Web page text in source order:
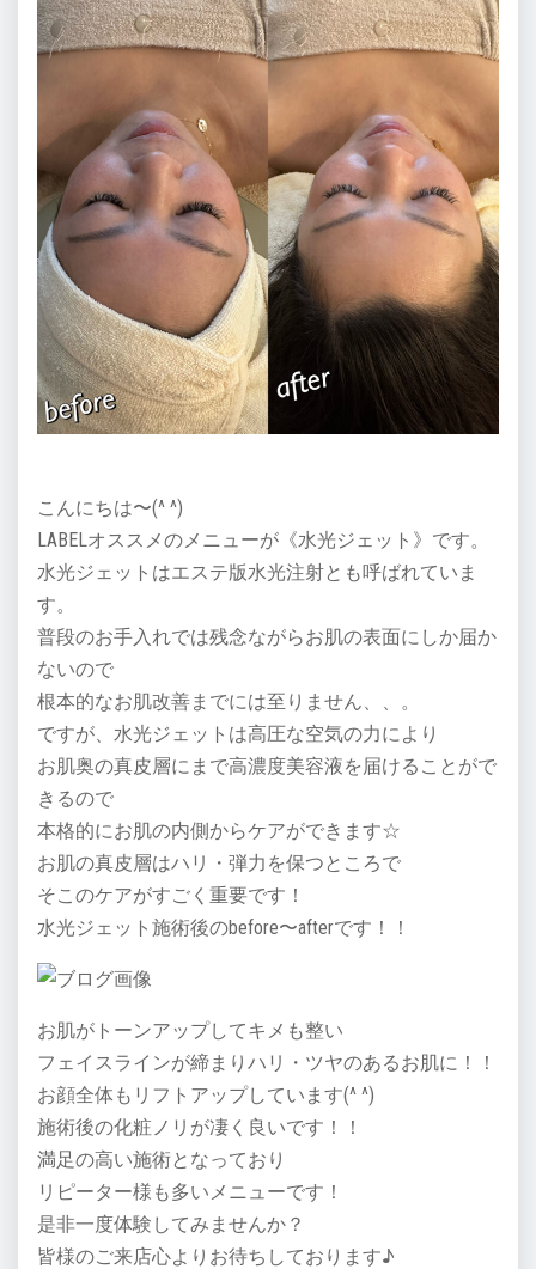
こんにちは〜(^ ^)
LABELオススメのメニューが《水光ジェット》です。
水光ジェットはエステ版水光注射とも呼ばれていま
す。
普段のお手入れでは残念ながらお肌の表面にしか届か
ないので
根本的なお肌改善までには至りません、、。
ですが、水光ジェットは高圧な空気の力により
お肌奥の真皮層にまで高濃度美容液を届けることがで
きるので
本格的にお肌の内側からケアができます☆
お肌の真皮層はハリ・弾力を保つところで
そこのケアがすごく重要です！
水光ジェット施術後のbefore〜afterです！！
お肌がトーンアップしてキメも整い
フェイスラインが締まりハリ・ツヤのあるお肌に！！
お顔全体もリフトアップしています(^ ^)
施術後の化粧ノリが凄く良いです！！
満足の高い施術となっており
リピーター様も多いメニューです！
是非一度体験してみませんか？
皆様のご来店心よりお待ちしております♪